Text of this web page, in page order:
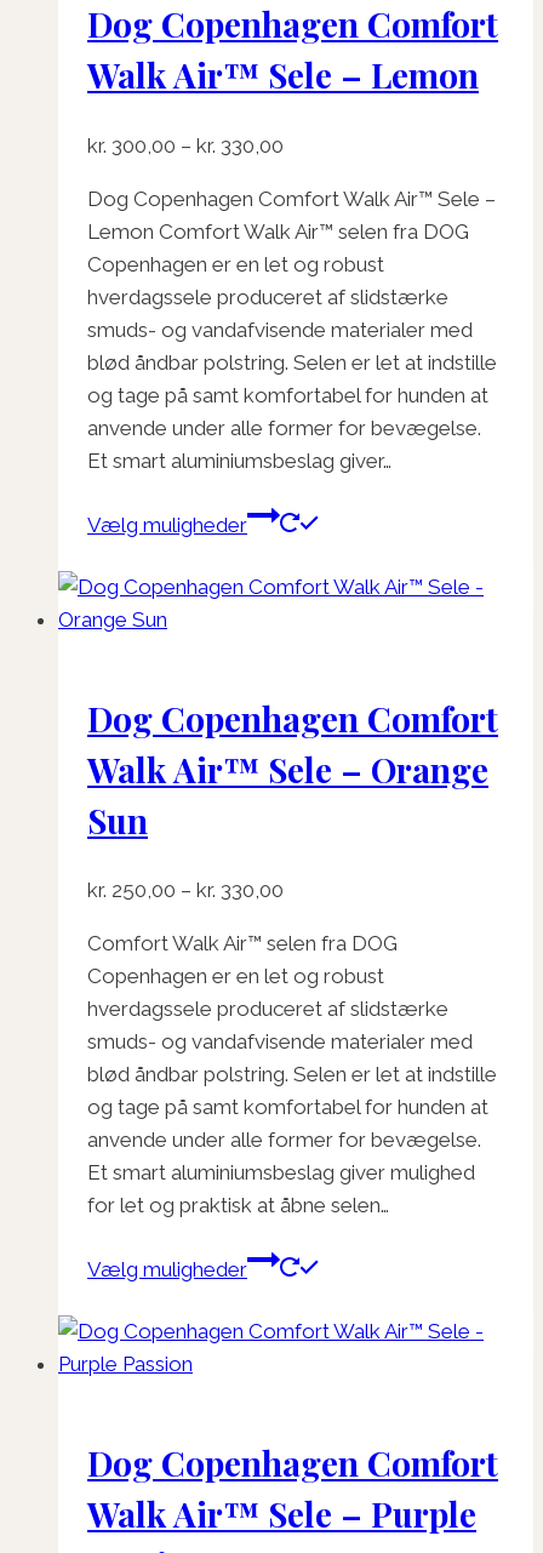
kan
vælges
på
Dog Copenhagen Comfort
Walk Air™ Sele – Lemon
kr. 300,00 – kr. 330,00
til
kr. 330,00
Dog Copenhagen Comfort Walk Air™ Sele –
Lemon Comfort Walk Air™ selen fra DOG
Copenhagen er en let og robust
hverdagssele produceret af slidstærke
smuds- og vandafvisende materialer med
blød åndbar polstring. Selen er let at indstille
og tage på samt komfortabel for hunden at
anvende under alle former for bevægelse.
Et smart aluminiumsbeslag giver…
Vælg muligheder
Dette
har
kan
vælges
på
Dog Copenhagen Comfort
Walk Air™ Sele – Orange
Sun
kr. 250,00 – kr. 330,00
til
kr. 330,00
Comfort Walk Air™ selen fra DOG
Copenhagen er en let og robust
hverdagssele produceret af slidstærke
smuds- og vandafvisende materialer med
blød åndbar polstring. Selen er let at indstille
og tage på samt komfortabel for hunden at
anvende under alle former for bevægelse.
Et smart aluminiumsbeslag giver mulighed
for let og praktisk at åbne selen…
Vælg muligheder
Dette
har
kan
vælges
på
Dog Copenhagen Comfort
Walk Air™ Sele – Purple